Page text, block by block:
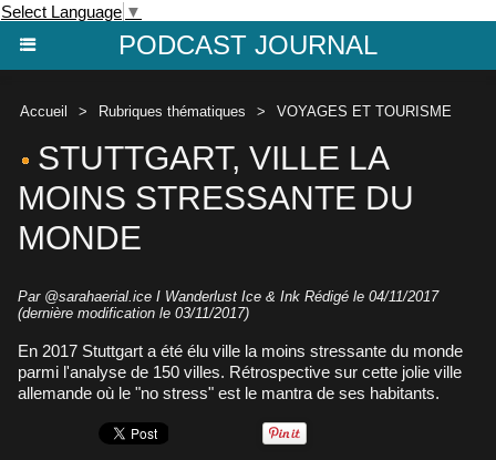
Select Language ▼
PODCAST JOURNAL
Accueil > Rubriques thématiques > VOYAGES ET TOURISME
STUTTGART, VILLE LA
MOINS STRESSANTE DU
MONDE
Par @sarahaerial.ice I Wanderlust Ice & Ink Rédigé le 04/11/2017
(dernière modification le 03/11/2017)
En 2017 Stuttgart a été élu ville la moins stressante du monde
parmi l'analyse de 150 villes. Rétrospective sur cette jolie ville
allemande où le "no stress" est le mantra de ses habitants.